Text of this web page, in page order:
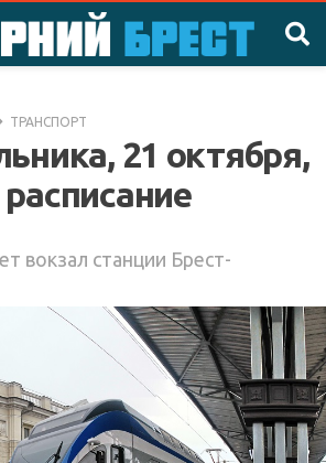
ТРАНСПОРТ
21 октября,
вокзал станции Брест-